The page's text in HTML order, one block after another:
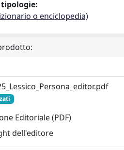
o enciclopedia)
Editoriale (PDF)
dell'editore